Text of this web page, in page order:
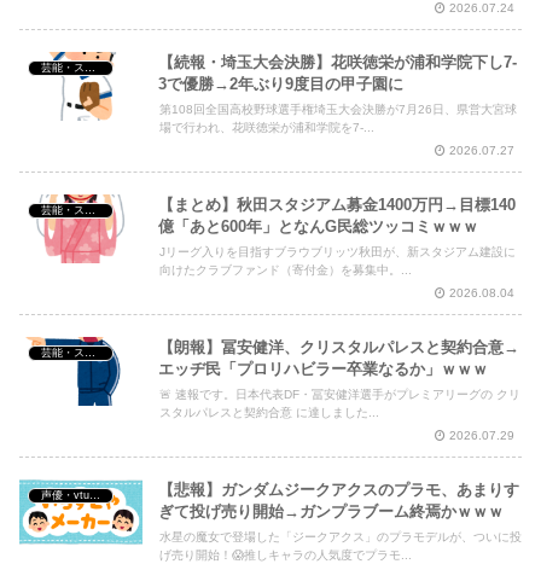
2026.07.24
芸能・スポーツ・Youtuber
【続報・埼玉大会決勝】花咲徳栄が浦和学院下し7-
3で優勝→2年ぶり9度目の甲子園に
第108回全国高校野球選手権埼玉大会決勝が7月26日、県営大宮球
場で行われ、花咲徳栄が浦和学院を7-...
2026.07.27
芸能・スポーツ・Youtuber
【まとめ】秋田スタジアム募金1400万円→目標140
億「あと600年」となんG民総ツッコミｗｗｗ
Jリーグ入りを目指すブラウブリッツ秋田が、新スタジアム建設に
向けたクラブファンド（寄付金）を募集中。...
2026.08.04
【朗報】冨安健洋、クリスタルパレスと契約合意→
エッヂ民「プロリハビラー卒業なるか」ｗｗｗ
🚨 速報です。日本代表DF・冨安健洋選手がプレミアリーグの クリ
スタルパレスと契約合意 に達しました...
2026.07.29
【悲報】ガンダムジークアクスのプラモ、あまりす
ぎて投げ売り開始→ガンプラブーム終焉かｗｗｗ
水星の魔女で登場した「ジークアクス」のプラモデルが、ついに投
げ売り開始！😱推しキャラの人気度でプラモ...